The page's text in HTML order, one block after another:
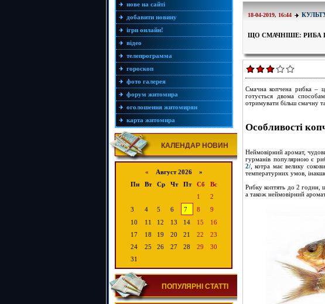
нове на сайті
добавити новину
ігри онлайн!
відео
телепрограмма
гороскоп
фото галерея
форум житомира
оголошення житомирян
карта житомира
КАЛЕНДАР НОВИН
« Август 2026 »
Пн
Вт Ср Чт Пт Сб
Вс
1
2
3
4 5 6 7 8
9
10
11 12 13 14 15
16
17
18 19 20 21 22
23
24
25 26 27 28 29
30
31
ПОПУЛЯРНІ СТАТТІ
18-04-2019, 16:44
ЩО СМАЧНІШЕ: РИБА
Смачна копчена рибка –
готується двома
отримувати більш смачну
Особливості
Неймовірний аромат,
гурманів популярною є
2/ , котра має велику
температурних умов,
Рибку коптять до 2 годин,
а також неймовірний